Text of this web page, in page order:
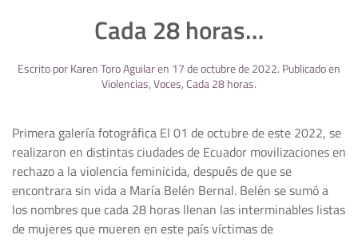
Cada 28 horas…
Escrito porKaren Toro Aguilaren 17 de octubre de 2022. Publicado en
Violencias,Voces,Cada 28 horas.
Primera galería fotográfica El 01 de octubre de este 2022, se
realizaron en distintas ciudades de Ecuador movilizaciones en
rechazo a la violencia feminicida, después de que se
encontrara sin vida a María Belén Bernal. Belén se sumó a
los nombres que cada 28 horas llenan las interminables listas
de mujeres que mueren en este país víctimas de